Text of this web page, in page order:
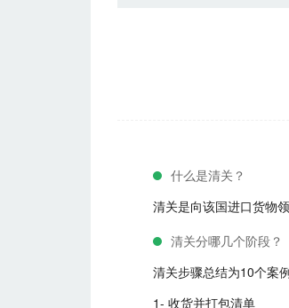
什么是清关？
清关是向该国进口货物
清关分哪几个阶段？
清关步骤总结为10个案
1- 收货并打包清单